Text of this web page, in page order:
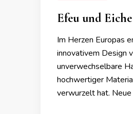
Efeu und
Im Herzen Europas
innovativem Design
unverwechselbare
hochwertiger
verwurzelt hat.